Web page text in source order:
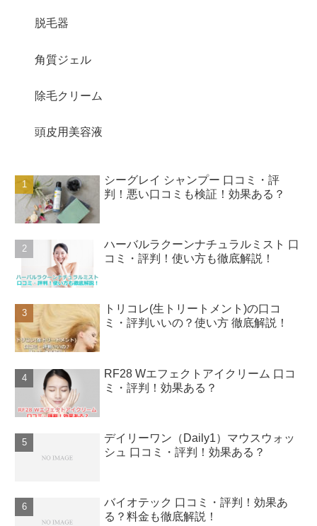
脱毛器
角質ジェル
除毛クリーム
頭皮用美容液
シーグレイ シャンプー 口コミ・評
判！悪い口コミも検証！効果ある？
ハーバルラクーンナチュラルミスト 口
コミ・評判！使い方も徹底解説！
トリコレ(生トリートメント)の口コ
ミ・評判いいの？使い方 徹底解説！
RF28 Wエフェクトアイクリーム 口コ
ミ・評判！効果ある？
デイリーワン（Daily1）マウスウォッ
シュ 口コミ・評判！効果ある？
バイオテック 口コミ・評判！効果あ
る？料金も徹底解説！